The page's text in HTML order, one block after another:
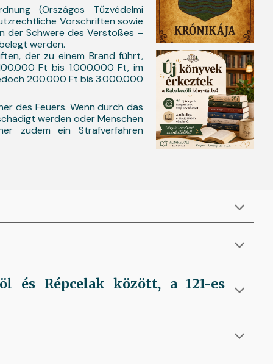
(Országos Tűzvédelmi
Vorschriften sowie
der Schwere des Verstoßes –
werden.
der zu einem Brand führt,
Ft bis 1.000.000 Ft, im
200.000 Ft bis 3.000.000
des Feuers. Wenn durch das
werden oder Menschen
zudem ein Strafverfahren
és Répcelak között, a 121-es